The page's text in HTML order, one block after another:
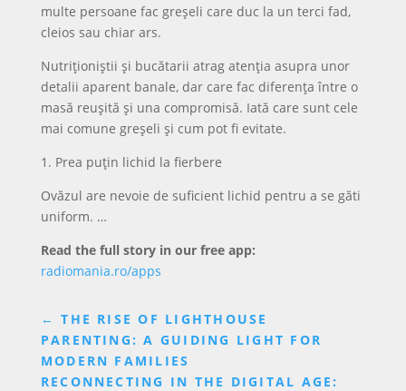
multe persoane fac greșeli care duc la un terci fad,
cleios sau chiar ars.
Nutriționiștii și bucătarii atrag atenția asupra unor
detalii aparent banale, dar care fac diferența între o
masă reușită și una compromisă. Iată care sunt cele
mai comune greșeli și cum pot fi evitate.
1. Prea puțin lichid la fierbere
Ovăzul are nevoie de suficient lichid pentru a se găti
uniform. …
Read the full story in our free app:
radiomania.ro/apps
←THE RISE OF LIGHTHOUSE
PARENTING: A GUIDING LIGHT FOR
MODERN FAMILIES
RECONNECTING IN THE DIGITAL AGE: